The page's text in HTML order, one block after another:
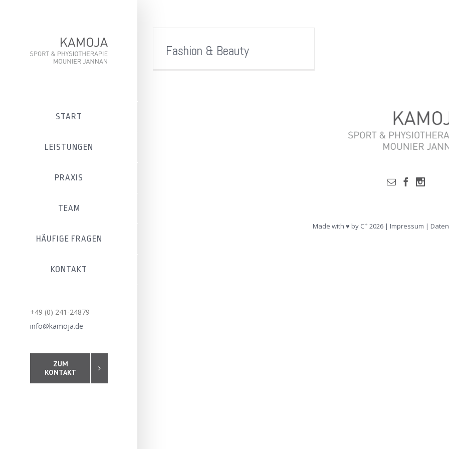
START
LEISTUNGEN
PRAXIS
TEAM
HÄUFIGE FRAGEN
KONTAKT
+49 (0) 241-24879
info@kamoja.de
ZUM
KONTAKT
Fashion & Beauty
Made with ♥ by C+ 2026 | Impressum |